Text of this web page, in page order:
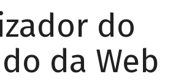
do
da Web